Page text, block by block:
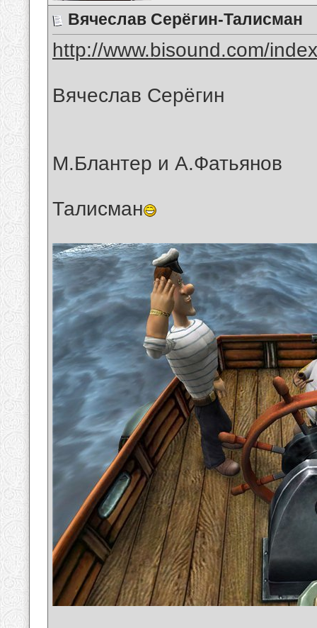
Вячеслав Серёгин-Талисман
http://www.bisound.com/
Вячеслав Серёгин
М.Блантер и А.Фатьянов
Талисман